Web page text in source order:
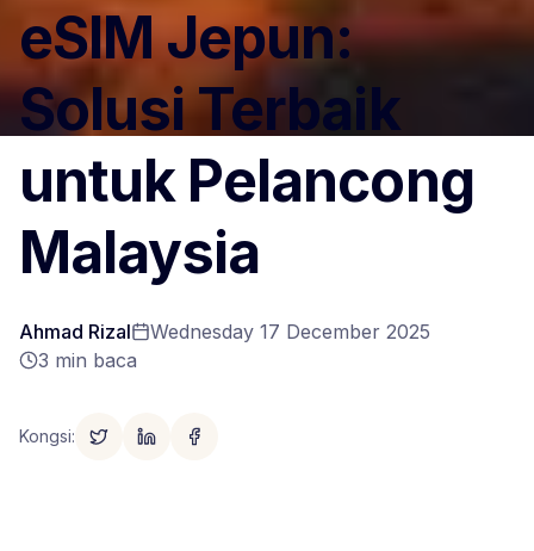
eSIM Jepun:
Solusi Terbaik
untuk Pelancong
Malaysia
Ahmad Rizal
Wednesday 17 December 2025
3 min baca
Kongsi: